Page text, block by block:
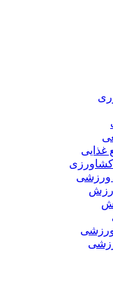
غذایی
ورزشی